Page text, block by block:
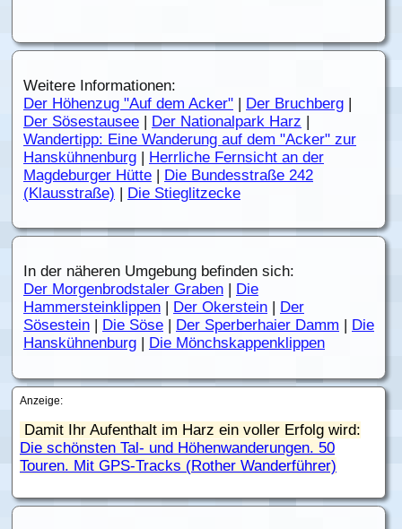
Weitere Informationen:
Der Höhenzug "Auf dem Acker" | Der Bruchberg |
Der Sösestausee | Der Nationalpark Harz |
Wandertipp: Eine Wanderung auf dem "Acker" zur
Hanskühnenburg | Herrliche Fernsicht an der
Magdeburger Hütte | Die Bundesstraße 242
(Klausstraße) | Die Stieglitzecke
In der näheren Umgebung befinden sich:
Der Morgenbrodstaler Graben | Die
Hammersteinklippen | Der Okerstein | Der
Sösestein | Die Söse | Der Sperberhaier Damm | Die
Hanskühnenburg | Die Mönchskappenklippen
Anzeige:
Damit Ihr Aufenthalt im Harz ein voller Erfolg wird:
Die schönsten Tal- und Höhenwanderungen. 50
Touren. Mit GPS-Tracks (Rother Wanderführer)